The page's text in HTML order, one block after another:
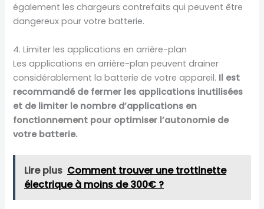
également les chargeurs contrefaits qui peuvent être
dangereux pour votre batterie.
4. Limiter les applications en arrière-plan
Les applications en arrière-plan peuvent drainer
considérablement la batterie de votre appareil. Il est
recommandé de fermer les applications inutilisées
et de limiter le nombre d’applications en
fonctionnement pour optimiser l’autonomie de
votre batterie.
Lire plus Comment trouver une trottinette
électrique à moins de 300€ ?